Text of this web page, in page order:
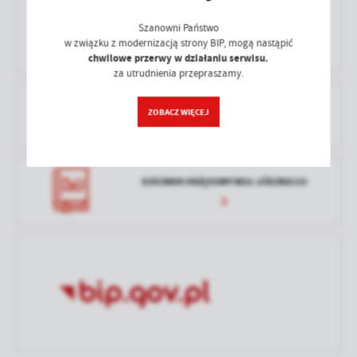
DZIENNIK URZĘDOWY WOJ. ŁÓDZKIEGO
zaktualizował
-
Szanowni Państwo
w związku z modernizacją strony BIP, mogą nastąpić
chwilowe przerwy w działaniu serwisu.
za utrudnienia przepraszamy.
ZOBACZ WIĘCEJ